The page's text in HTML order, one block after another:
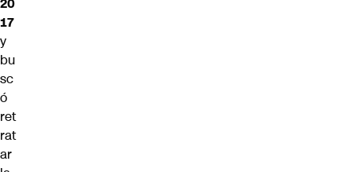
17
y
bu
sc
ó
ret
rat
ar